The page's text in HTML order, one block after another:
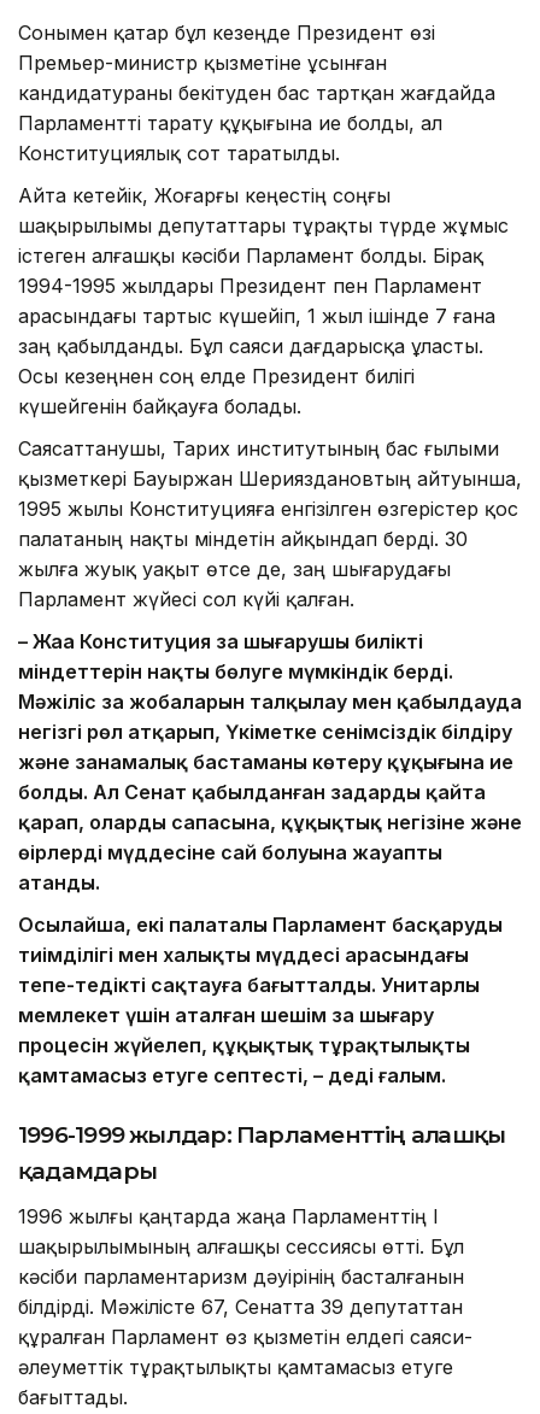
Сонымен қатар бұл кезеңде Президент өзі
Премьер-министр қызметіне ұсынған
кандидатураны бекітуден бас тартқан жағдайда
Парламентті тарату құқығына ие болды, ал
Конституциялық сот таратылды.
Айта кетейік, Жоғарғы кеңестің соңғы
шақырылымы депутаттары тұрақты түрде жұмыс
істеген алғашқы кәсіби Парламент болды. Бірақ
1994-1995 жылдары Президент пен Парламент
арасындағы тартыс күшейіп, 1 жыл ішінде 7 ғана
заң қабылданды. Бұл саяси дағдарысқа ұласты.
Осы кезеңнен соң елде Президент билігі
күшейгенін байқауға болады.
Саясаттанушы, Тарих институтының бас ғылыми
қызметкері Бауыржан Шерияздановтың айтуынша,
1995 жылы Конституцияға енгізілген өзгерістер қос
палатаның нақты міндетін айқындап берді. 30
жылға жуық уақыт өтсе де, заң шығарудағы
Парламент жүйесі сол күйі қалған.
– Жаңа Конституция заң шығарушы биліктің
міндеттерін нақты бөлуге мүмкіндік берді.
Мәжіліс заң жобаларын талқылау мен қабылдауда
негізгі рөл атқарып, Үкіметке сенімсіздік білдіру
және заңнамалық бастаманы көтеру құқығына ие
болды. Ал Сенат қабылданған заңдарды қайта
қарап, олардың сапасына, құқықтық негізіне және
өңірлердің мүддесіне сай болуына жауапты
атанды.
Осылайша, екі палаталы Парламент басқарудың
тиімділігі мен халықтың мүддесі арасындағы
тепе-теңдікті сақтауға бағытталды. Унитарлы
мемлекет үшін аталған шешім заң шығару
процесін жүйелеп, құқықтық тұрақтылықты
қамтамасыз етуге септесті, – деді ғалым.
1996-1999 жылдар: Парламенттің алғашқы
қадамдары
1996 жылғы қаңтарда жаңа Парламенттің I
шақырылымының алғашқы сессиясы өтті. Бұл
кәсіби парламентаризм дәуірінің басталғанын
білдірді. Мәжілісте 67, Сенатта 39 депутаттан
құралған Парламент өз қызметін елдегі саяси-
әлеуметтік тұрақтылықты қамтамасыз етуге
бағыттады.